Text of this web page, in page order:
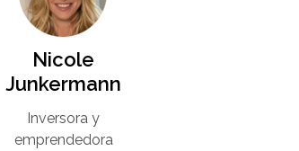
Nicole
Junkermann​
Inversora y
emprendedora